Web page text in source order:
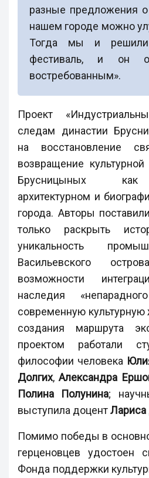
разные предложения о
нашем городе можно
Тогда мы и решили
фестиваль, и он
востребованным».
Проект
следам династии
на восстановление
возвращение
Брусницыных как
архитектурном и
города. Авторы
только раскрыть
уникальность
Васильевского
возможности
наследия
современную культурную
создания маршрута
проектом работали
философии человека
Долгих,Александра
Полина Полунина;
выступила доцент
Помимо победы в
герценовцев удостоен
Фонда поддержки